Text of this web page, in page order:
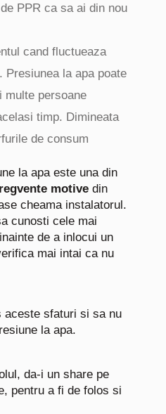
PPR ca sa ai din nou
cand fluctueaza
Presiunea la apa poate
multe persoane
timp. Dimineata
de consum
la apa este una din
motive din
cheama instalatorul.
cunosti cele mai
de a inlocui un
mai intai ca nu
aceste sfaturi si sa nu
la apa.
da-i un share pe
pentru a fi de folos si